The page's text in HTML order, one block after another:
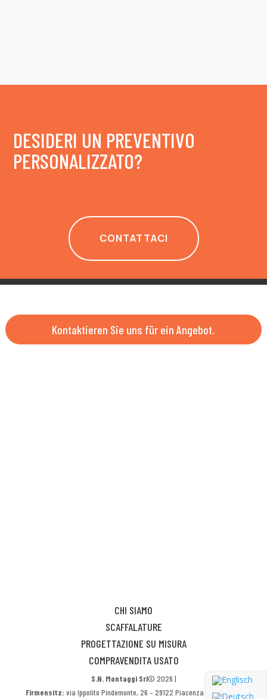
DESIDERI UN PREVENTIVO
PERSONALIZZATO?
CONTATTACI
Kontaktieren Sie uns für ein Angebot.
CHI SIAMO
SCAFFALATURE
PROGETTAZIONE SU MISURA
COMPRAVENDITA USATO
S.N. Montaggi Srl© 2026 |
Firmensitz: via Ippolito Pindemonte, 26 – 29122 Piacenza (PC) |P.IVA: